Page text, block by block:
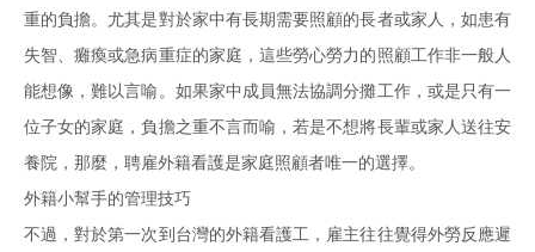
重的負擔。尤其是對於家中有長期需要照顧的長者或家人，如患有
失智、癱瘓或急病重症的家庭，這些勞心勞力的照顧工作非一般人
能想像，難以言喻。如果家中成員無法協調分攤工作，或是只有一
位子女的家庭，負擔之重不言而喻，若是不想將長輩或家人送往安
養院，那麼，聘雇外籍看護是家庭照顧者唯一的選擇。
外籍小幫手的管理技巧
不過，對於第一次到台灣的外籍看護工，雇主往往覺得外勞反應遲